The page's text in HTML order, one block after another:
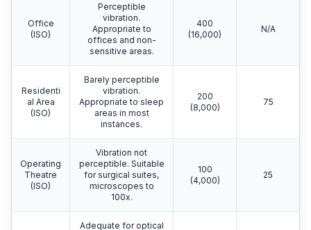
Office
(ISO)
Perceptible
vibration.
Appropriate to
offices and non-
sensitive areas.
400
(16,000)
N/A
Residenti
al Area
(ISO)
Barely perceptible
vibration.
Appropriate to sleep
areas in most
instances.
200
(8,000)
75
Operating
Theatre
(ISO)
Vibration not
perceptible. Suitable
for surgical suites,
microscopes to
100x.
100
(4,000)
25
Adequate for optical